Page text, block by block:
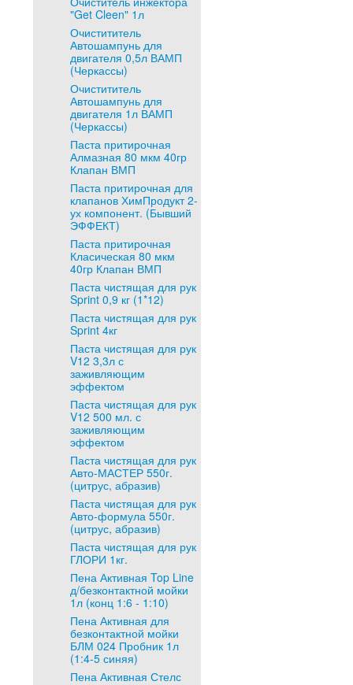
"Get Cleen" 1л
Очистититель
Автошампунь для
двигателя 0,5л ВАМП
(Черкассы)
Очистититель
Автошампунь для
двигателя 1л ВАМП
(Черкассы)
Паста притирочная
Алмазная 80 мкм 40гр
Клапан ВМП
Паста притирочная для
клапанов ХимПродукт 2-
ух компонент. (Бывший
ЭФФЕКТ)
Паста притирочная
Класическая 80 мкм
40гр Клапан ВМП
Паста чистящая для рук
Sprint 0,9 кг (1*12)
Паста чистящая для рук
Sprint 4кг
Паста чистящая для рук
V12 3,3л с
заживляющим
эффектом
Паста чистящая для рук
V12 500 мл. с
заживляющим
эффектом
Паста чистящая для рук
Авто-МАСТЕР 550г.
(цитрус, абразив)
Паста чистящая для рук
Авто-формула 550г.
(цитрус, абразив)
Паста чистящая для рук
ГЛОРИ 1кг.
Пена Активная Top Line
д/безконтактной мойки
1л (конц 1:6 - 1:10)
Пена Активная для
безконтактной мойки
БЛМ 024 Пробник 1л
(1:4-5 синяя)
Пена Активная Стелс